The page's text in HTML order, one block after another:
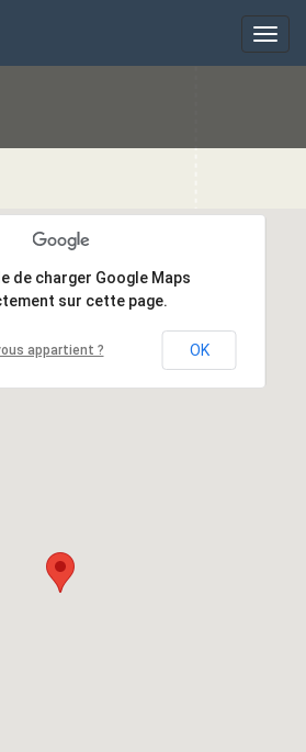
Toggle
de charger Google Maps
sur cette page.
appartient ? OK
de charger Google Maps
sur cette page.
appartient ? OK
Toggle